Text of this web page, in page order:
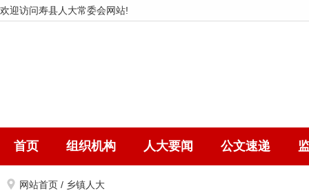
欢迎访问寿县人大常委会网站!
首页 组织机构 人大要闻 公文速递
网站首页 / 乡镇人大